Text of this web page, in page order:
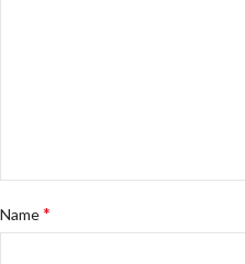
Name*